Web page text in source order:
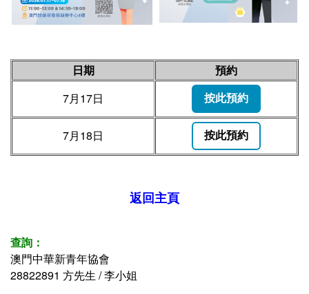
日期
預約
7月17日
按此預約
7月18日 按此預約
返回主頁
查詢：
澳門中華新青年協會
28822891 方先生 / 李小姐